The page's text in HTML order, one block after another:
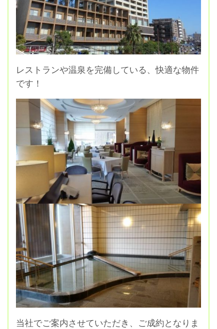
レストランや温泉を完備している、快適な物件
です！
当社でご案内させていただき、ご成約となりま